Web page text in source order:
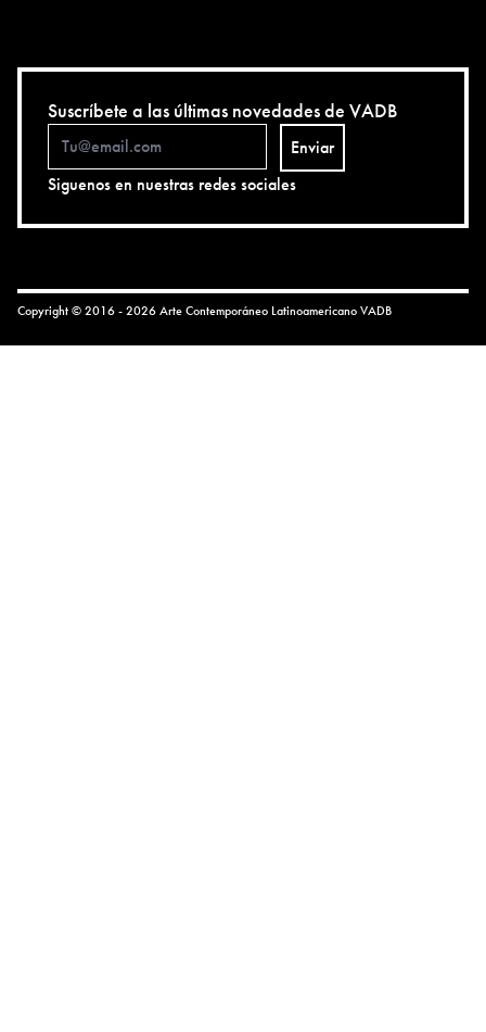
Suscríbete a las últimas novedades de VADB
Enviar
Siguenos en nuestras redes sociales
Copyright © 2016 - 2026 Arte Contemporáneo LatinoamericanoVADB